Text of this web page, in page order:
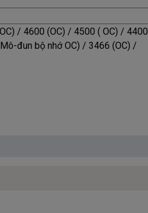
/ 4600 (OC) / 4500 ( OC) / 4400
đun bộ nhớ OC) / 3466 (OC) /